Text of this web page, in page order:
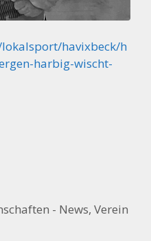
havixbeck/h
harbig-wischt-
- News,Verein